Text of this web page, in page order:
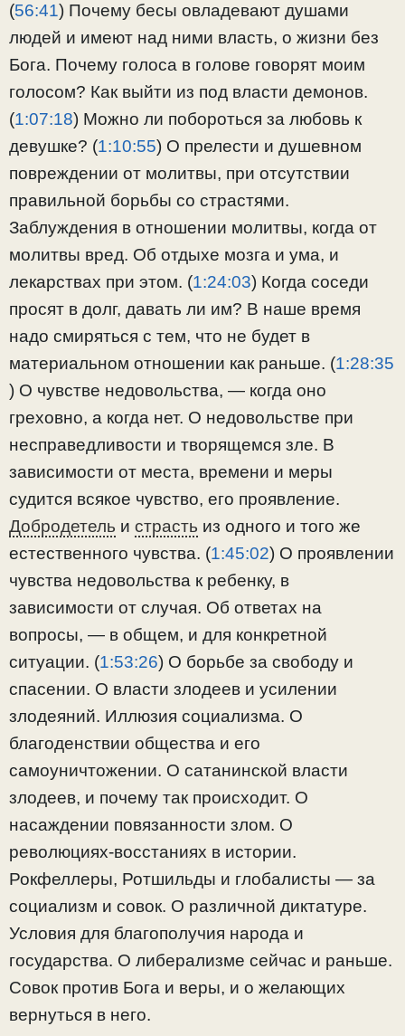
(56:41​) Почему бесы овладевают душами
людей и имеют над ними власть, о жизни без
Бога. Почему голоса в голове говорят моим
голосом? Как выйти из под власти демонов.
(1:07:18​) Можно ли побороться за любовь к
девушке? (1:10:55​) О прелести и душевном
повреждении от молитвы, при отсутствии
правильной борьбы со страстями.
Заблуждения в отношении молитвы, когда от
молитвы вред. Об отдыхе мозга и ума, и
лекарствах при этом. (1:24:03​) Когда соседи
просят в долг, давать ли им? В наше время
надо смиряться с тем, что не будет в
материальном отношении как раньше. (1:28:35
) О чувстве недовольства, — когда оно
греховно, а когда нет. О недовольстве при
несправедливости и творящемся зле. В
зависимости от места, времени и меры
судится всякое чувство, его проявление.
Добродетель и страсть из одного и того же
естественного чувства. (1:45:02​) О проявлении
чувства недовольства к ребенку, в
зависимости от случая. Об ответах на
вопросы, — в общем, и для конкретной
ситуации. (1:53:26​) О борьбе за свободу и
спасении. О власти злодеев и усилении
злодеяний. Иллюзия социализма. О
благоденствии общества и его
самоуничтожении. О сатанинской власти
злодеев, и почему так происходит. О
насаждении повязанности злом. О
революциях-восстаниях в истории.
Рокфеллеры, Ротшильды и глобалисты — за
социализм и совок. О различной диктатуре.
Условия для благополучия народа и
государства. О либерализме сейчас и раньше.
Совок против Бога и веры, и о желающих
вернуться в него.